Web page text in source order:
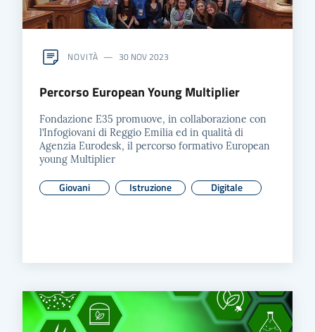
NOVITÀ 30 NOV 2023
Percorso European Young Multiplier
Fondazione E35 promuove, in collaborazione con
l’Infogiovani di Reggio Emilia ed in qualità di
Agenzia Eurodesk, il percorso formativo European
young Multiplier
Giovani Istruzione Digitale